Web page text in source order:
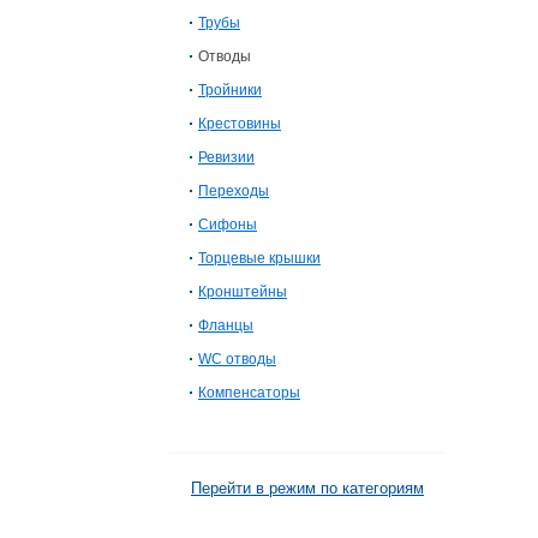
Трубы
Отводы
Тройники
Крестовины
Ревизии
Переходы
Сифоны
Торцевые крышки
Кронштейны
Фланцы
WC отводы
Компенсаторы
Перейти в режим по категориям